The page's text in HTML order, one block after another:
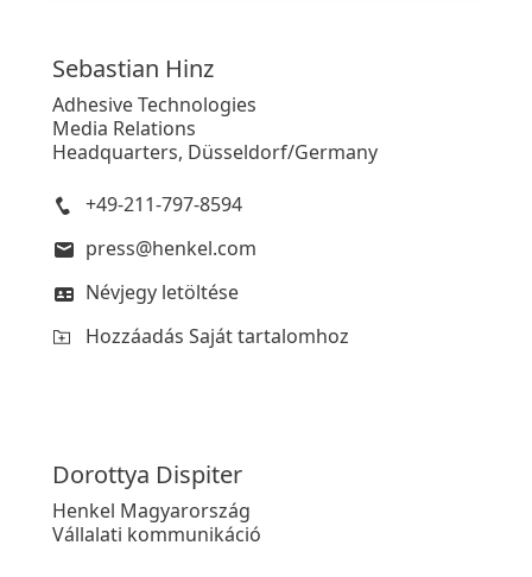
Sebastian Hinz
Adhesive Technologies
Media Relations
Headquarters, Düsseldorf/Germany
+49-211-797-8594
press@henkel.com
Névjegy letöltése
Hozzáadás Saját tartalomhoz
Dorottya Dispiter
Henkel Magyarország
Vállalati kommunikáció